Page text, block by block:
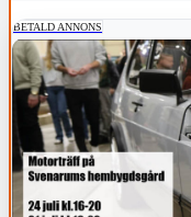
BETALD ANNONS